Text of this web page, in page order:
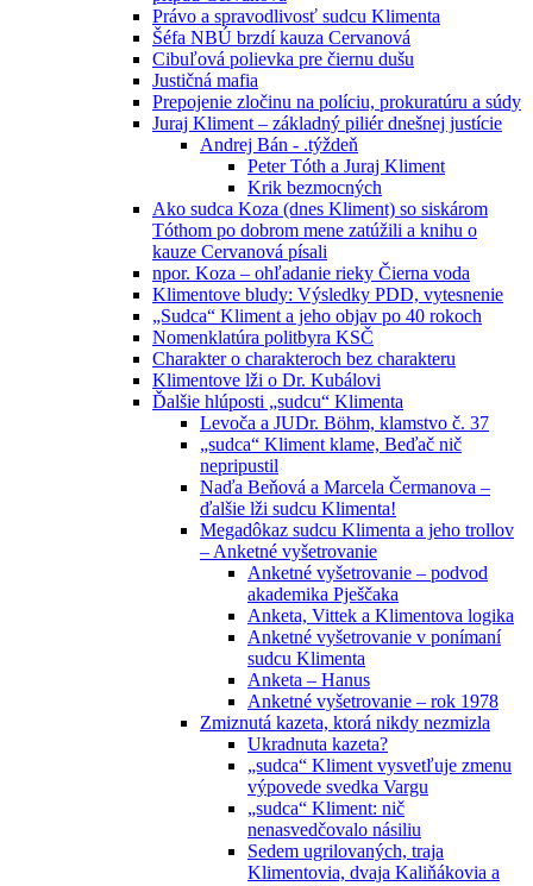
Právo a spravodlivosť sudcu Klimenta
Šéfa NBÚ brzdí kauza Cervanová
Cibuľová polievka pre čiernu dušu
Justičná mafia
Prepojenie zločinu na políciu, prokuratúru a súdy
Juraj Kliment – základný piliér dnešnej justície
Andrej Bán - .týždeň
Peter Tóth a Juraj Kliment
Krik bezmocných
Ako sudca Koza (dnes Kliment) so siskárom
Tóthom po dobrom mene zatúžili a knihu o
kauze Cervanová písali
npor. Koza – ohľadanie rieky Čierna voda
Klimentove bludy: Výsledky PDD, vytesnenie
„Sudca“ Kliment a jeho objav po 40 rokoch
Nomenklatúra politbyra KSČ
Charakter o charakteroch bez charakteru
Klimentove lži o Dr. Kubálovi
Ďalšie hlúposti „sudcu“ Klimenta
Levoča a JUDr. Böhm, klamstvo č. 37
„sudca“ Kliment klame, Beďač nič
nepripustil
Naďa Beňová a Marcela Čermanova –
ďalšie lži sudcu Klimenta!
Megadôkaz sudcu Klimenta a jeho trollov
– Anketné vyšetrovanie
Anketné vyšetrovanie – podvod
akademika Pješčaka
Anketa, Vittek a Klimentova logika
Anketné vyšetrovanie v ponímaní
sudcu Klimenta
Anketa – Hanus
Anketné vyšetrovanie – rok 1978
Zmiznutá kazeta, ktorá nikdy nezmizla
Ukradnuta kazeta?
„sudca“ Kliment vysvetľuje zmenu
výpovede svedka Vargu
„sudca“ Kliment: nič
nenasvedčovalo násiliu
Sedem ugrilovaných, traja
Klimentovia, dvaja Kaliňákovia a